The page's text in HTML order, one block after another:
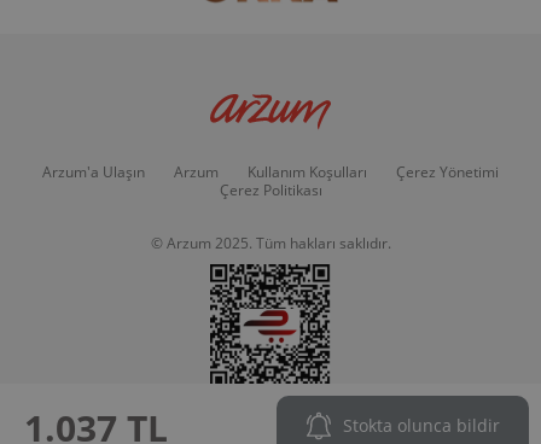
1.037 TL Stokta olunca bildir
Arzum'a Ulaşın Arzum Kullanım Koşulları
Çerez Yönetimi
Çerez Politikası
© Arzum 2025. Tüm hakları saklıdır.